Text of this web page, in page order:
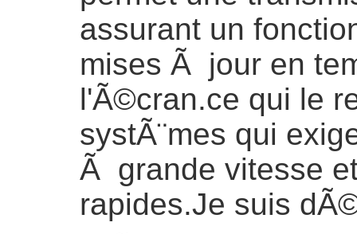
assurant un
mises Ã jour en
l'Ã©cran.ce qui le
systÃ¨mes qui
Ã grande vitesse
rapides.Je suis